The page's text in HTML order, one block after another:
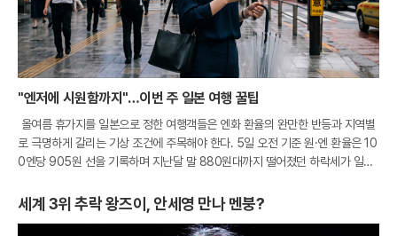
"엔저에 시원함까지"…이번 주 일본 여행 꿀팁
올여름 휴가지를 일본으로 정한 여행객들은 엔화 환율의 완만한 반등과 지역별
로 극명하게 갈리는 기상 조건에 주목해야 한다. 5일 오전 기준 원·엔 환율은 10
0엔당 905원 선을 기록하며 지난달 말 880원대까지 떨어졌던 하락세가 일단
세계 3위 추락 왕즈이, 안세영 만나 멘붕?